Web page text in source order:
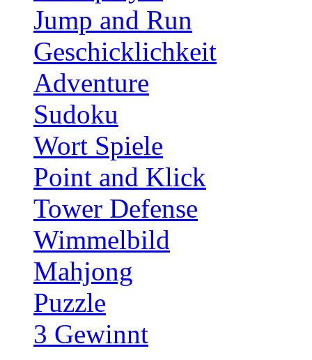
Jump and Run
Geschicklichkeit
Adventure
Sudoku
Wort Spiele
Point and Klick
Tower Defense
Wimmelbild
Mahjong
Puzzle
3 Gewinnt